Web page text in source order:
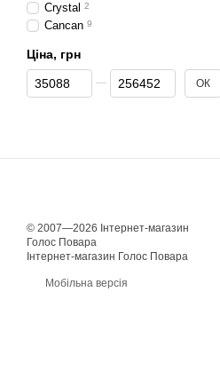
Crystal 2
Cancan 9
Ціна, грн
Від Ціна, грн
До Ціна, грн ОК
© 2007—2026 Інтернет-магазин
Голос Повара
Інтернет-магазин Голос Повара
Мобільна версія